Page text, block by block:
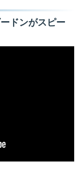
ドンがスピー